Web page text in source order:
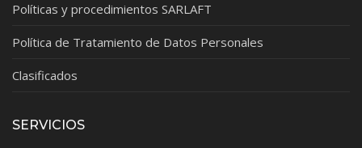
Políticas y procedimientos SARLAFT
Política de Tratamiento de Datos Personales
Clasificados
SERVICIOS